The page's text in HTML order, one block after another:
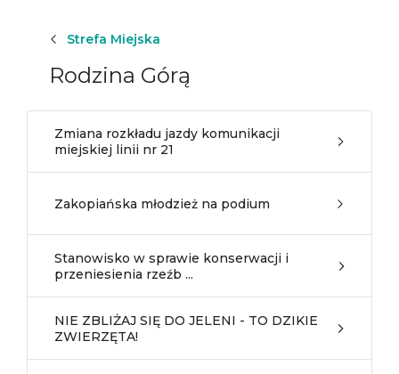
Strefa Miejska
Rodzina Górą
Zmiana rozkładu jazdy komunikacji
miejskiej linii nr 21
Zakopiańska młodzież na podium
Stanowisko w sprawie konserwacji i
przeniesienia rzeźb ...
NIE ZBLIŻAJ SIĘ DO JELENI - TO DZIKIE
ZWIERZĘTA!